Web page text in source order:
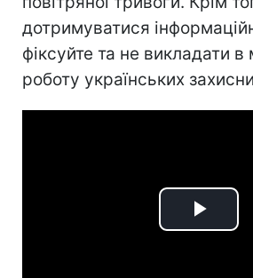
дотримуватися
фіксуйте та не викладати
роботу українських
Play